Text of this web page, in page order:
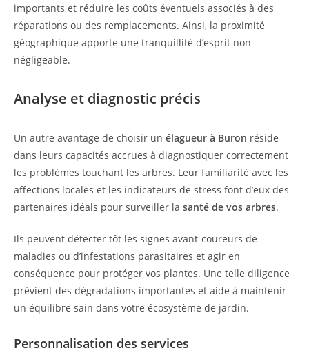
importants et réduire les coûts éventuels associés à des
réparations ou des remplacements. Ainsi, la proximité
géographique apporte une tranquillité d’esprit non
négligeable.
Analyse et diagnostic précis
Un autre avantage de choisir un élagueur à Buron réside
dans leurs capacités accrues à diagnostiquer correctement
les problèmes touchant les arbres. Leur familiarité avec les
affections locales et les indicateurs de stress font d’eux des
partenaires idéals pour surveiller la santé de vos arbres.
Ils peuvent détecter tôt les signes avant-coureurs de
maladies ou d’infestations parasitaires et agir en
conséquence pour protéger vos plantes. Une telle diligence
prévient des dégradations importantes et aide à maintenir
un équilibre sain dans votre écosystème de jardin.
Personnalisation des services